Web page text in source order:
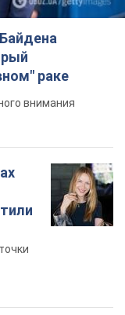
раке
внимания